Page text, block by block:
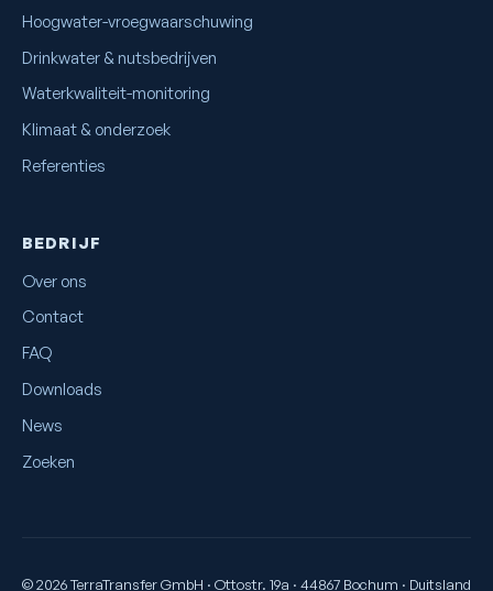
Hoogwater-vroegwaarschuwing
Drinkwater & nutsbedrijven
Waterkwaliteit-monitoring
Klimaat & onderzoek
Referenties
BEDRIJF
Over ons
Contact
FAQ
Downloads
News
Zoeken
© 2026 TerraTransfer GmbH · Ottostr. 19a · 44867 Bochum · Duitsland